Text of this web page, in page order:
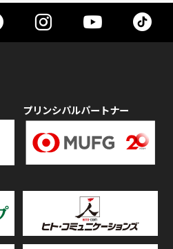
プリンシパルパートナー